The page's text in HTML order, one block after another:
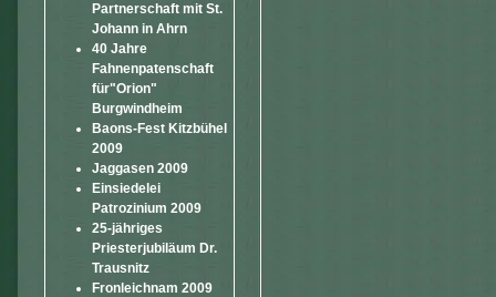
Partnerschaft mit St.
Johann in Ahrn
40 Jahre
Fahnenpatenschaft
für"Orion"
Burgwindheim
Baons-Fest Kitzbühel
2009
Jaggasen 2009
Einsiedelei
Patrozinium 2009
25-jähriges
Priesterjubiläum Dr.
Trausnitz
Fronleichnam 2009